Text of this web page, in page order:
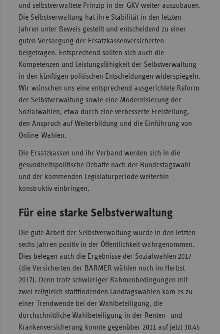
und selbstverwaltete Prinzip in der GKV weiter auszubauen.
Die Selbstverwaltung hat ihre Stabilität in den letzten
Jahren unter Beweis gestellt und entscheidend zu einer
guten Versorgung der Ersatzkassenversicherten
beigetragen. Entsprechend sollten sich auch die
Kompetenzen und Leistungsfähigkeit der Selbstverwaltung
in den künftigen politischen Entscheidungen widerspiegeln.
Wir wünschen uns eine entsprechend ausgerichtete Reform
der Selbstverwaltung sowie eine Modernisierung der
Sozialwahlen, etwa durch eine verbesserte Freistellung,
den Anspruch auf Weiterbildung und die Einführung von
Online­-Wahlen.
Die Ersatzkassen und ihr Verband werden sich in die
gesundheitspolitische Debatte nach der Bundestagswahl
und der kommenden Legislaturperiode weiterhin
konstruktiv einbringen.
Für eine starke Selbstverwaltung
Die gute Arbeit der Selbstverwaltung wurde in den letzten
sechs Jahren positiv in der Öffentlichkeit wahrgenommen.
Dies belegen auch die Ergebnisse der Sozialwahlen 2017
(die Versicherten der BARMER wählen noch im Herbst
2017). Denn trotz schwieriger Rahmenbedingungen mit
zwei zeitgleich stattfindenden Landtagswahlen kam es zu
einer Trendwende bei der Wahlbeteiligung, die
durchschnittliche Wahlbeteiligung in der Renten- und
Krankenversicherung konnte gegenüber 2011 auf jetzt 30,45